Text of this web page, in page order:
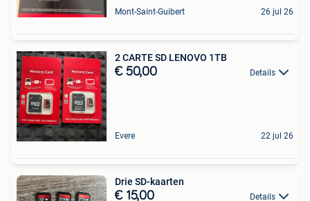
Mont-Saint-Guibert 26 jul 26
2 CARTE SD LENOVO 1TB
€ 50,00 Details
Evere 22 jul 26
Drie SD-kaarten
€ 15,00 Details